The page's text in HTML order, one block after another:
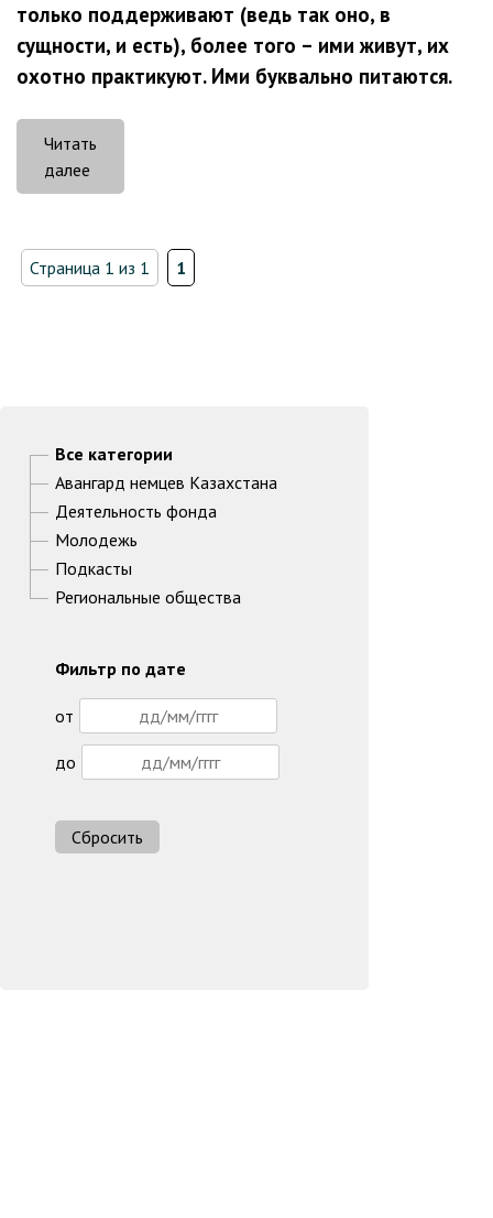
только поддерживают (ведь так оно, в
сущности, и есть), более того – ими живут, их
охотно практикуют. Ими буквально питаются.
Читать
далее
Küche»
Костаная
воскрешает
Страница 1 из 1 1
Все категории
Авангард немцев Казахстана
Деятельность фонда
Молодежь
Подкасты
Региональные общества
Фильтр по дате
от
до
Сбросить